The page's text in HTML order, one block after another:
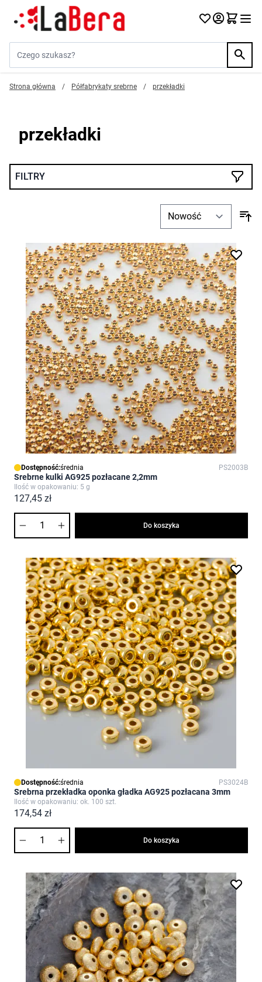
Przejdź do treści
Strona główna / Półfabrykaty srebrne / przekładki
przekładki
FILTRY
Dostępność:średnia PS2003B
Srebrne kulki AG925 pozłacane 2,2mm
Ilość w opakowaniu: 5 g
127,45 zł
Do koszyka
Dostępność:średnia PS3024B
Srebrna przekładka oponka gładka AG925 pozłacana 3mm
Ilość w opakowaniu: ok. 100 szt.
174,54 zł
Do koszyka